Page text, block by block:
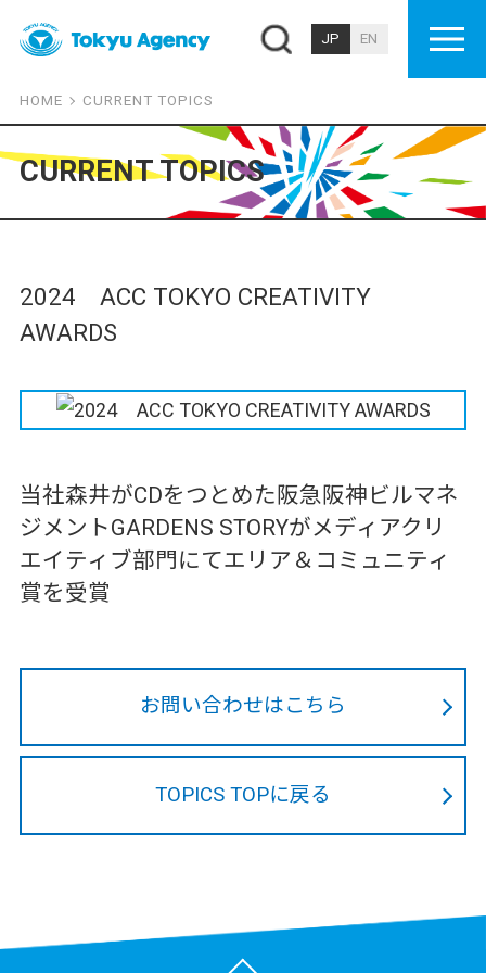
JP EN
HOME CURRENT TOPICS
CURRENT TOPICS
2024 ACC TOKYO CREATIVITY
AWARDS
当社森井がCDをつとめた阪急阪神ビルマネ
ジメントGARDENS STORYがメディアクリ
エイティブ部門にてエリア＆コミュニティ
賞を受賞
お問い合わせはこちら
TOPICS TOPに戻る